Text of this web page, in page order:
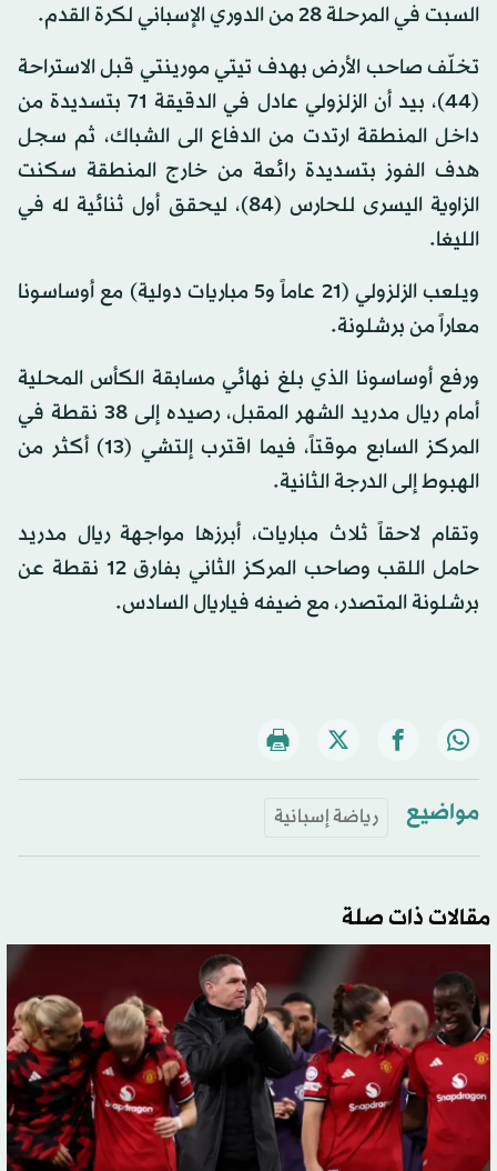
السبت في المرحلة 28 من الدوري الإسباني لكرة القدم.
تخلّف صاحب الأرض بهدف تيتي مورينتي قبل الاستراحة
(44)، بيد أن الزلزولي عادل في الدقيقة 71 بتسديدة من
داخل المنطقة ارتدت من الدفاع الى الشباك، ثم سجل
هدف الفوز بتسديدة رائعة من خارج المنطقة سكنت
الزاوية اليسرى للحارس (84)، ليحقق أول ثنائية له في
الليغا.
ويلعب الزلزولي (21 عاماً و5 مباريات دولية) مع أوساسونا
معاراً من برشلونة.
ورفع أوساسونا الذي بلغ نهائي مسابقة الكأس المحلية
أمام ريال مدريد الشهر المقبل، رصيده إلى 38 نقطة في
المركز السابع موقتاً، فيما اقترب إلتشي (13) أكثر من
الهبوط إلى الدرجة الثانية.
وتقام لاحقاً ثلاث مباريات، أبرزها مواجهة ريال مدريد
حامل اللقب وصاحب المركز الثاني بفارق 12 نقطة عن
برشلونة المتصدر، مع ضيفه فياريال السادس.
مواضيع رياضة إسبانية
مقالات ذات صلة